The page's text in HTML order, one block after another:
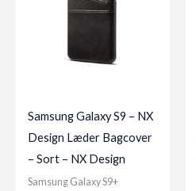
Samsung Galaxy S9 – NX
Design Læder Bagcover
– Sort – NX Design
Samsung Galaxy S9+